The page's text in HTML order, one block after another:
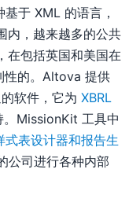
于 XML 的语言，
内，越来越多的公共
包括英国和美国在
性的。Altova 提供
软件，它为 XBRL
。MissionKit 工具中
式表设计器和报告生
公司进行各种内部